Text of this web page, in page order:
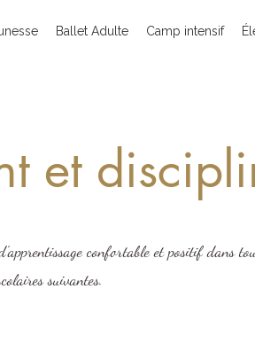
Ballet Adulte Camp intensif
et
confortable et positif dans
suivantes.